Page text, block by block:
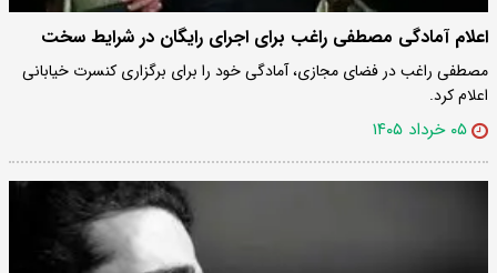
اعلام آمادگی مصطفی راغب برای اجرای رایگان در شرایط سخت
مصطفی راغب در فضای مجازی، آمادگی خود را برای برگزاری کنسرت خیابانی
اعلام کرد.
۰۵ خرداد ۱۴۰۵